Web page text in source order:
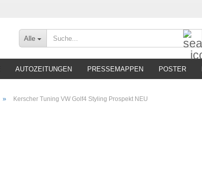
Alle
AUTOZEITUNGEN PRESSEMAPPEN POSTER
» Kerscher Tuning VW Golf4 Styling Prospekt NEU